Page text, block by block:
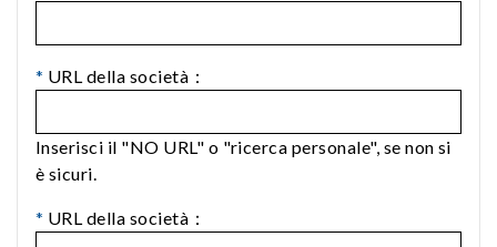
* URL della società：
Inserisci il "NO URL" o "ricerca personale", se non si
è sicuri.
* URL della società：